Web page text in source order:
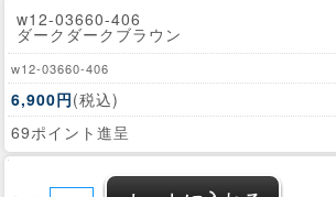
w12-03660-406
ダークダークブラウン
w12-03660-406
6,900円(税込)
69ポイント進呈